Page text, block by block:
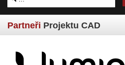
Partneři Projektu CAD